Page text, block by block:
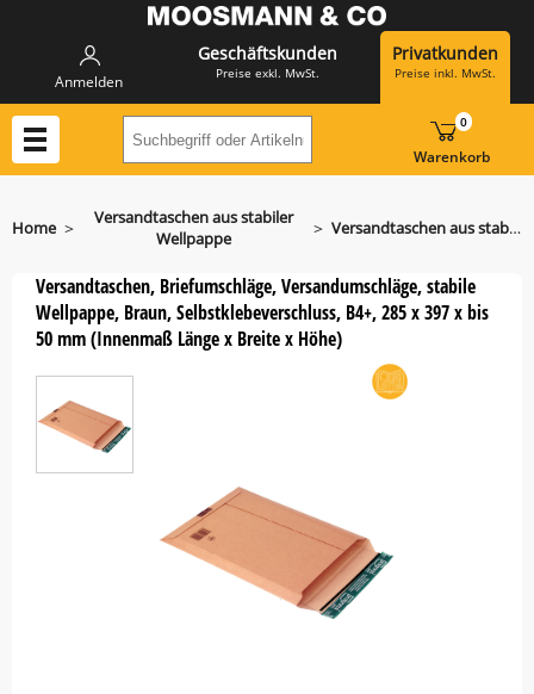
Anmelden
Geschäftskunden
Preise exkl. MwSt.
Privatkunden
Preise inkl. MwSt.
Suchbegriff oder Artikelnummer hier
Warenkorb
0
Home >
Versandtaschen aus stabiler
Wellpappe
> Versandtaschen aus stabiler Wellpappe PP W01.07
Versandtaschen, Briefumschläge, Versandumschläge, stabile
Wellpappe, Braun, Selbstklebeverschluss, B4+, 285 x 397 x bis
50 mm (Innenmaß Länge x Breite x Höhe)